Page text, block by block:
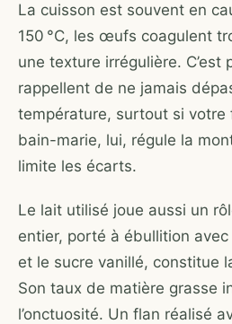
La cuisson est souvent en
150 °C, les œufs coagulent
une texture irrégulière. C’est
rappellent de ne jamais
température, surtout si
bain-marie, lui, régule la
limite les écarts.
Le lait utilisé joue aussi un
entier, porté à ébullition
et le sucre vanillé, constitue
Son taux de matière grasse
l’onctuosité. Un flan réalisé